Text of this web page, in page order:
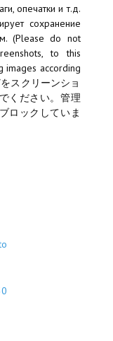
опечатки и т.д.
сохранение
(Please do not
to this
images according
スクリーンショ
ください。管理
ロックしていま